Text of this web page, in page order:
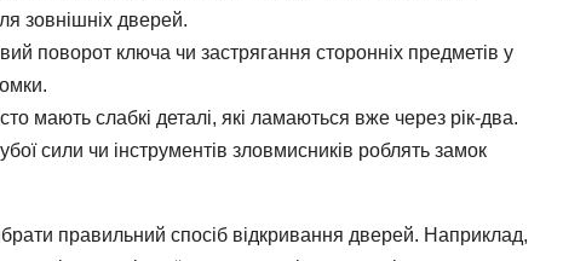
зовнішніх дверей.
поворот ключа чи застрягання сторонніх предметів у
мають слабкі деталі, які ламаються вже через рік-два.
сили чи інструментів зловмисників роблять замок
правильний спосіб відкривання дверей. Наприклад,